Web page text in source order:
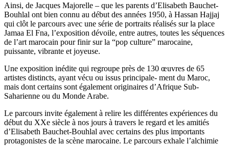
Ainsi, de Jacques Majorelle – que les parents d’Elisabeth Bauchet-
Bouhlal ont bien connu au début des années 1950, à Hassan Hajjaj
qui clôt le parcours avec une série de portraits réalisés sur la place
Jamaa El Fna, l’exposition dévoile, entre autres, toutes les séquences
de l’art marocain pour finir sur la “pop culture” marocaine,
puissante, vibrante et joyeuse.
Une exposition inédite qui regroupe près de 130 œuvres de 65
artistes distincts, ayant vécu ou issus principale- ment du Maroc,
mais dont certains sont également originaires d’Afrique Sub-
Saharienne ou du Monde Arabe.
Le parcours invite également à relire les différentes expériences du
début du XXe siècle à nos jours à travers le regard et les amitiés
d’Elisabeth Bauchet-Bouhlal avec certains des plus importants
protagonistes de la scène marocaine. Le parcours exhale l’alchimie